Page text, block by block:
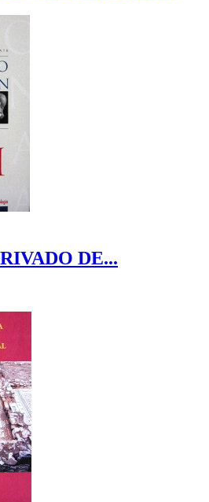
DE...